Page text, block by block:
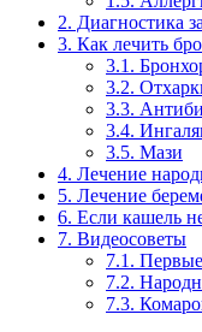
2. Диагностика
3. Как лечить
3.1.
3.2.
3.3.
3.4.
3.5. Мази
4. Лечение
5. Лечение
6. Если кашель
7. Видеосоветы
7.1.
7.2.
7.3.